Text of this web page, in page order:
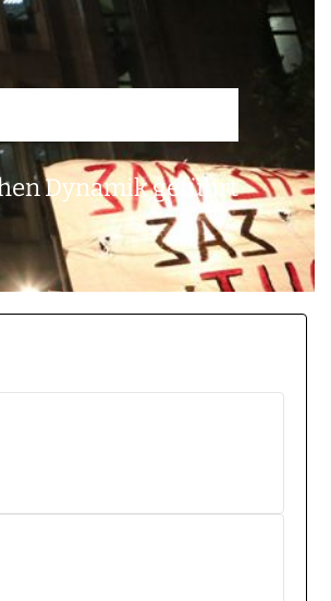
Dynamik geführt